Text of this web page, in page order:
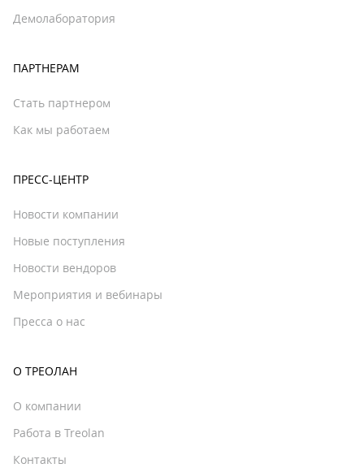
Демолаборатория
ПАРТНЕРАМ
Стать партнером
Как мы работаем
ПРЕСС-ЦЕНТР
Новости компании
Новые поступления
Новости вендоров
Мероприятия и вебинары
Пресса о нас
О ТРЕОЛАН
О компании
Работа в Treolan
Контакты